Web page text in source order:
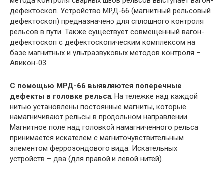
дефектоскоп. Устройство МРД-66 (магнитный рельсовый
дефектоскоп) предназначено для сплошного контроля
рельсов в пути. Также существует совмещенный вагон-
дефектоскоп с дефектоскопическим комплексом на
базе магнитных и ультразвуковых методов контроля –
Авикон-03.
С помощью МРД-66 выявляются поперечные
дефекты в головке рельса . На тележке над каждой
нитью установлены постоянные магниты, которые
намагничивают рельсы в продольном направлении.
Магнитное поле над головкой намагниченного рельса
принимается искателем с магниточувствительным
элементом феррозондового вида. Искательных
устройств – два (для правой и левой нитей).